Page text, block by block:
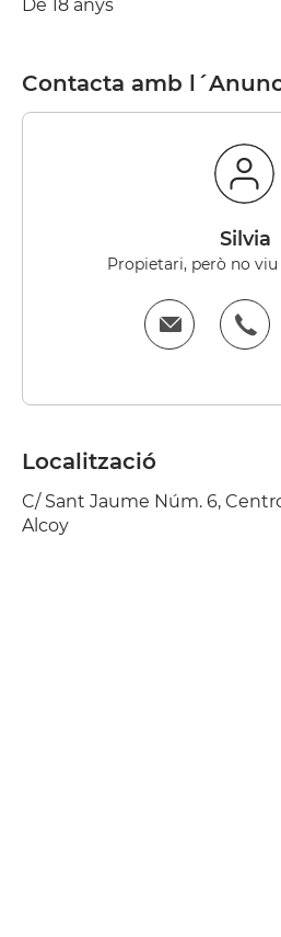
De 18 anys
Contacta amb
Silvia
Propietari, però no
Localització
C/ Sant Jaume Núm. 6,
Alcoy